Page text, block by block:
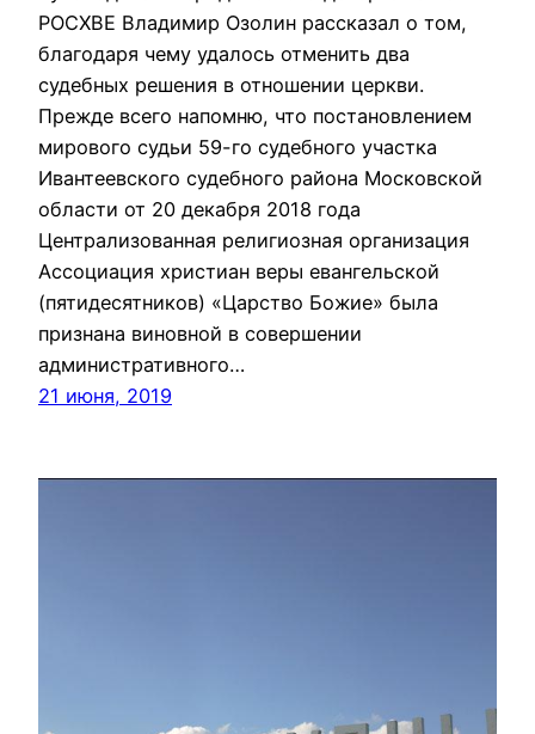
РОСХВЕ Владимир Озолин рассказал о том,
благодаря чему удалось отменить два
судебных решения в отношении церкви.
Прежде всего напомню, что постановлением
мирового судьи 59-го судебного участка
Ивантеевского судебного района Московской
области от 20 декабря 2018 года
Централизованная религиозная организация
Ассоциация христиан веры евангельской
(пятидесятников) «Царство Божие» была
признана виновной в совершении
административного…
21 июня, 2019